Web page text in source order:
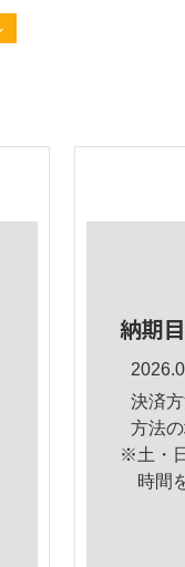
納期
決済
方法
※土・
時間